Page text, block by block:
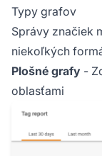
Typy grafov
Správy značiek
niekoľkých
Plošné grafy -
oblasťami